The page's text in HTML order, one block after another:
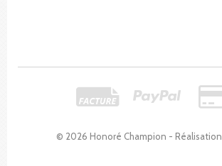
© 2026 Honoré Champion - Réalisation